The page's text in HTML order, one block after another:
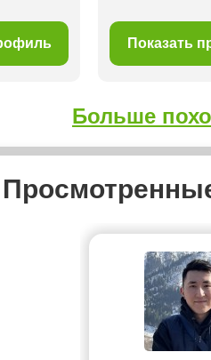
Показать
Больше